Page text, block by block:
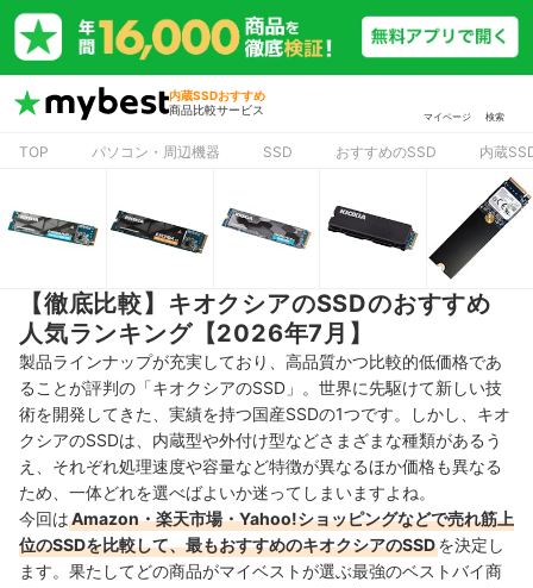
内蔵SSDおすすめ
商品比較サービス
マイページ 検索
TOP パソコン・周辺機器 SSD おすすめのSSD 内蔵
【徹底比較】キオクシアのSSDのおすすめ
人気ランキング【2026年7月】
製品ラインナップが充実しており、高品質かつ比較的低価格であ
ることが評判の「キオクシアのSSD」。世界に先駆けて新しい技
術を開発してきた、実績を持つ国産SSDの1つです。しかし、キオ
クシアのSSDは、内蔵型や外付け型などさまざまな種類があるう
え、それぞれ処理速度や容量など特徴が異なるほか価格も異なる
ため、一体どれを選べばよいか迷ってしまいますよね。
今回はAmazon・楽天市場・Yahoo!ショッピングなどで売れ筋上
位のSSDを比較して、最もおすすめのキオクシアのSSDを決定し
ます。 果たしてどの商品がマイベストが選ぶ最強のベストバイ商